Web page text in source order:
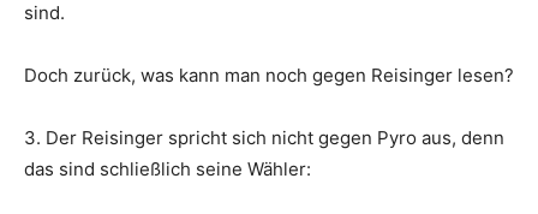
sind.
Doch zurück, was kann man noch gegen Reisinger lesen?
3. Der Reisinger spricht sich nicht gegen Pyro aus, denn
das sind schließlich seine Wähler: